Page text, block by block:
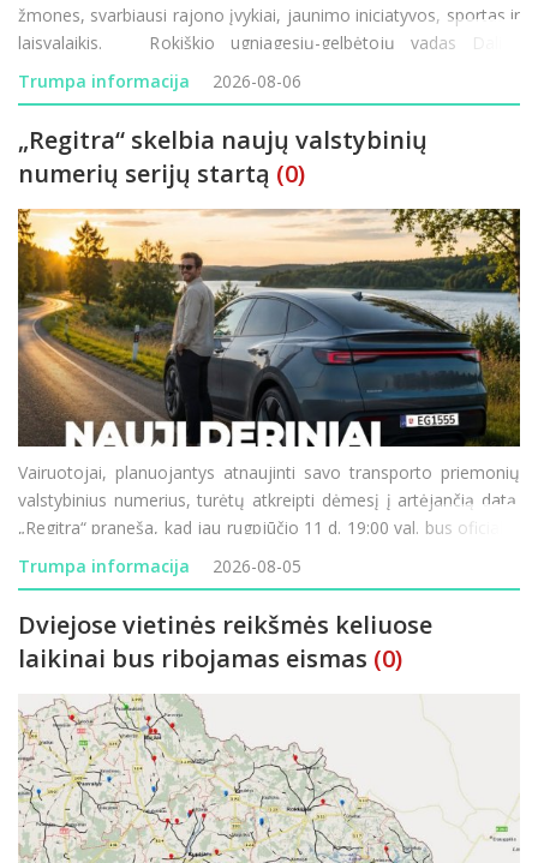
žmones, svarbiausi rajono įvykiai, jaunimo iniciatyvos, sportas ir
laisvalaikis. Rokiškio ugniagesių-gelbėtojų vadas Dalius
Kunigėlis vadovauja pirmajai Lietuvos istorijoje tokio mast
Trumpa informacija 2026-08-06
„Regitra“ skelbia naujų valstybinių
numerių serijų startą (0)
Vairuotojai, planuojantys atnaujinti savo transporto priemonių
valstybinius numerius, turėtų atkreipti dėmesį į artėjančią datą.
„Regitra“ praneša, kad jau rugpjūčio 11 d. 19:00 val. bus oficialiai
paleistos naujos valstybinių numerio ženklų serijos. Didžiausia
šio etapo n
Trumpa informacija 2026-08-05
Dviejose vietinės reikšmės keliuose
laikinai bus ribojamas eismas (0)